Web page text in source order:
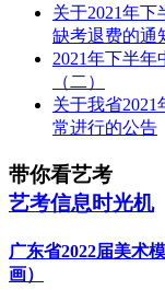
关于2021年
缺考退费的通
2021年下半
（二）
关于我省
常进行的公告
带你看艺考
艺考信息时光机
广东省2022届美术
画）